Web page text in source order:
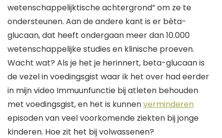
wetenschappelijktische achtergrond”om ze te
ondersteunen. Aan de andere kant is er bèta-
glucaan, dat heeft ondergaan meer dan10.000
wetenschappelijke studies en klinische proeven.
Wacht wat? Als je het je herinnert, beta-glucaan is
de vezel in voedingsgist waar ik het over hadeerder
in mijn video Immuunfunctie bij atleten behouden
met voedingsgist,en het is kunnenverminderen
episoden van veel voorkomende ziekten bij jonge
kinderen. Hoe zit het bij volwassenen?